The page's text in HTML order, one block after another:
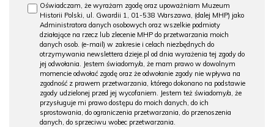
Oświadczam, że wyrażam zgodę oraz upoważniam Muzeum
Historii Polski, ul. Gwardii 1, 01-538 Warszawa, (dalej MHP) jako
Administratora danych osobowych oraz wszelkie podmioty
działające na rzecz lub zlecenie MHP do przetwarzania moich
danych osob. (e-mail) w zakresie i celach niezbędnych do
otrzymywania newslettera dzieje.pl od dnia wyrażenia tej zgody do
jej odwołania. Jestem świadomy/a, że mam prawo w dowolnym
momencie odwołać zgodę oraz że odwołanie zgody nie wpływa na
zgodność z prawem przetwarzania, którego dokonano na podstawie
zgody udzielonej przed jej wycofaniem. Jestem też świadomy/a, że
przysługuje mi prawo dostępu do moich danych, do ich
sprostowania, do ograniczenia przetwarzania, do przenoszenia
danych, do sprzeciwu wobec przetwarzania.